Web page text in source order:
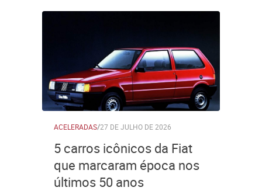
ACELERADAS/27 DE JULHO DE 2026
5 carros icônicos da Fiat
que marcaram época nos
últimos 50 anos